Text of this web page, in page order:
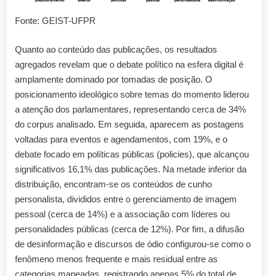
Fonte: GEIST-UFPR
Quanto ao conteúdo das publicações, os resultados
agregados revelam que o debate político na esfera digital é
amplamente dominado por tomadas de posição. O
posicionamento ideológico sobre temas do momento liderou
a atenção dos parlamentares, representando cerca de 34%
do corpus analisado. Em seguida, aparecem as postagens
voltadas para eventos e agendamentos, com 19%, e o
debate focado em políticas públicas (policies), que alcançou
significativos 16,1% das publicações. Na metade inferior da
distribuição, encontram-se os conteúdos de cunho
personalista, divididos entre o gerenciamento de imagem
pessoal (cerca de 14%) e a associação com líderes ou
personalidades públicas (cerca de 12%). Por fim, a difusão
de desinformação e discursos de ódio configurou-se como o
fenômeno menos frequente e mais residual entre as
categorias mapeadas, registrando apenas 5% do total de